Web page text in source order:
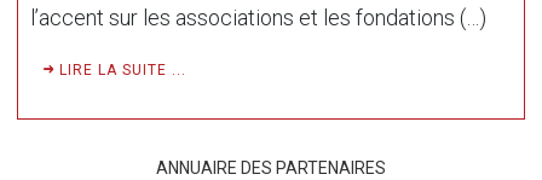
l’accent sur les associations et les fondations (…)
LIRE LA SUITE ...
ANNUAIRE DES PARTENAIRES